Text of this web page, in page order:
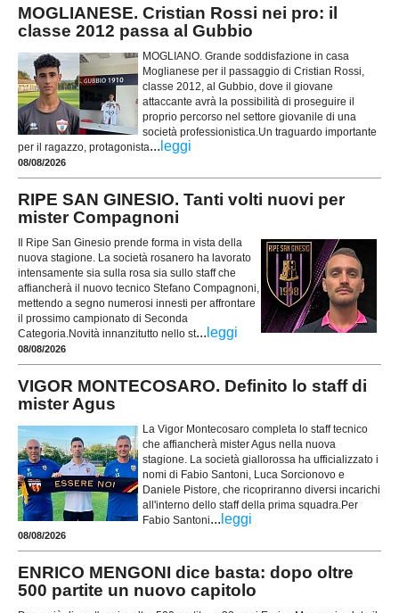
MOGLIANESE. Cristian Rossi nei pro: il
classe 2012 passa al Gubbio
MOGLIANO. Grande soddisfazione in casa
Moglianese per il passaggio di Cristian Rossi,
classe 2012, al Gubbio, dove il giovane
attaccante avrà la possibilità di proseguire il
proprio percorso nel settore giovanile di una
società professionistica.Un traguardo importante
per il ragazzo, protagonista... leggi
08/08/2026
RIPE SAN GINESIO. Tanti volti nuovi per
mister Compagnoni
Il Ripe San Ginesio prende forma in vista della
nuova stagione. La società rosanero ha lavorato
intensamente sia sulla rosa sia sullo staff che
affiancherà il nuovo tecnico Stefano Compagnoni,
mettendo a segno numerosi innesti per affrontare
il prossimo campionato di Seconda
Categoria.Novità innanzitutto nello st... leggi
08/08/2026
VIGOR MONTECOSARO. Definito lo staff di
mister Agus
La Vigor Montecosaro completa lo staff tecnico
che affiancherà mister Agus nella nuova
stagione. La società giallorossa ha ufficializzato i
nomi di Fabio Santoni, Luca Sorcionovo e
Daniele Pistore, che ricopriranno diversi incarichi
all'interno dello staff della prima squadra.Per
Fabio Santoni... leggi
08/08/2026
ENRICO MENGONI dice basta: dopo oltre
500 partite un nuovo capitolo